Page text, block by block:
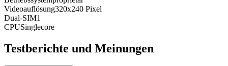
Videoauflösung320x240 Pixel
Dual-SIM1
CPUSinglecore
Testberichte und Meinungen